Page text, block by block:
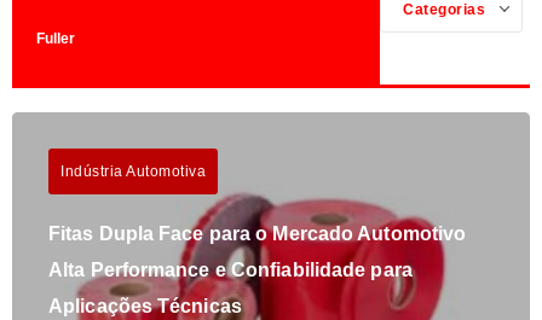
Fuller
Categorias
Indústria Automotiva
Fitas Dupla Face para o Mercado Automotivo
Alta Performance e Confiabilidade para
Aplicações Técnicas